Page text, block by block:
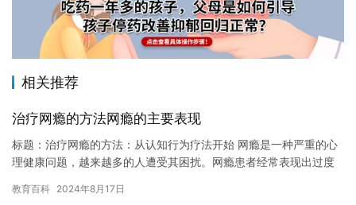
相关推荐
治疗网瘾的方法网瘾的主要表现
标题：治疗网瘾的方法：从认知行为疗法开始 网瘾是一种严重的心
理健康问题，越来越多的人遭受其困扰。网瘾患者经常表现出过度
学习…
教育百科 2024年8月17日